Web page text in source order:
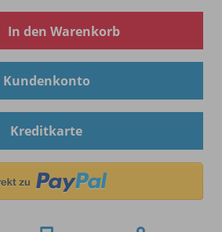
In den Warenkorb
Kundenkonto
Kreditkarte